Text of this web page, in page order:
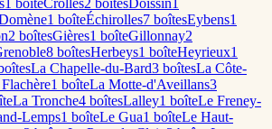
1 boîteCrolles2 boîtesDoissin1
1 boîteÉchirolles7 boîtesEybens1
2 boîtesGières1 boîteGillonnay2
8 boîtesHerbeys1 boîteHeyrieux1
sLa Chapelle-du-Bard3 boîtesLa Côte-
1 boîteLa Motte-d'Aveillans3
La Tronche4 boîtesLalley1 boîteLe Freney-
Lemps1 boîteLe Gua1 boîteLe Haut-